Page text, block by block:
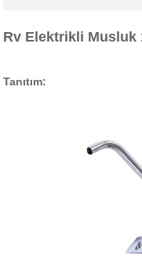
Rv Elektrikli Musluk
Tanıtım: